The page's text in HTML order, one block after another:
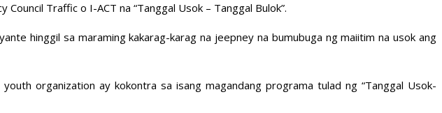
Traffic o I-ACT na “Tanggal Usok – Tanggal Bulok”.
hinggil sa maraming kakarag-karag na jeepney na bumubuga ng maiitim na usok ang
organization ay kokontra sa isang magandang programa tulad ng “Tanggal Usok-